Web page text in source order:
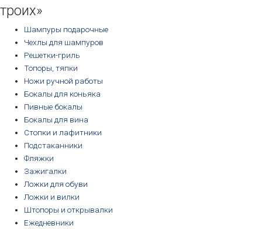
троих»
Шампуры подарочные
Чехлы для шампуров
Решетки-гриль
Топоры, тяпки
Ножи ручной работы
Бокалы для коньяка
Пивные бокалы
Бокалы для вина
Стопки и лафитники
Подстаканники
Фляжки
Зажигалки
Ложки для обуви
Ложки и вилки
Штопоры и открывалки
Ежедневники